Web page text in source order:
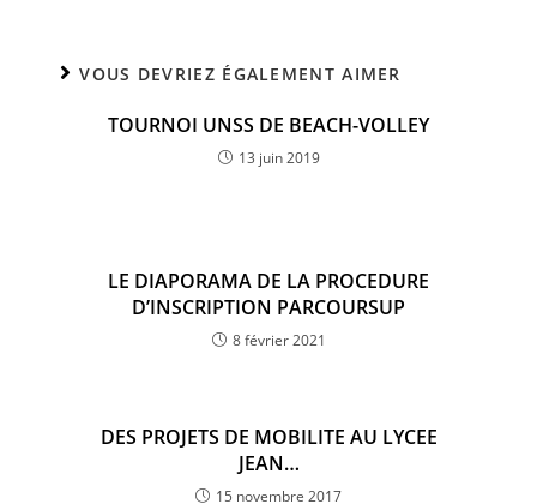
VOUS DEVRIEZ ÉGALEMENT AIMER
TOURNOI UNSS DE BEACH-VOLLEY
13 juin 2019
LE DIAPORAMA DE LA PROCEDURE
D’INSCRIPTION PARCOURSUP
8 février 2021
DES PROJETS DE MOBILITE AU LYCEE
JEAN…
15 novembre 2017